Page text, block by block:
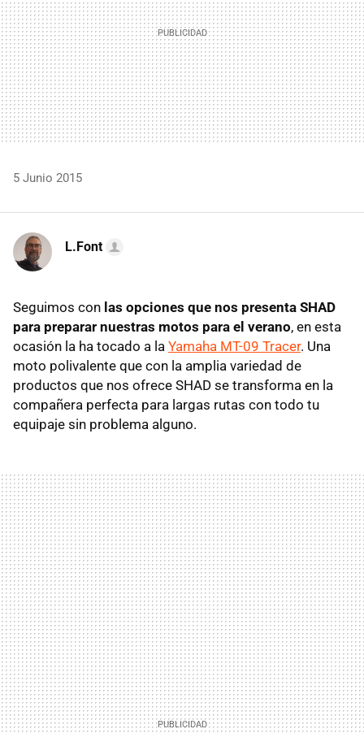
5 Junio 2015
L.Font
Seguimos con las opciones que nos presenta SHAD
para preparar nuestras motos para el verano, en esta
ocasión la ha tocado a la Yamaha MT-09 Tracer. Una
moto polivalente que con la amplia variedad de
productos que nos ofrece SHAD se transforma en la
compañera perfecta para largas rutas con todo tu
equipaje sin problema alguno.